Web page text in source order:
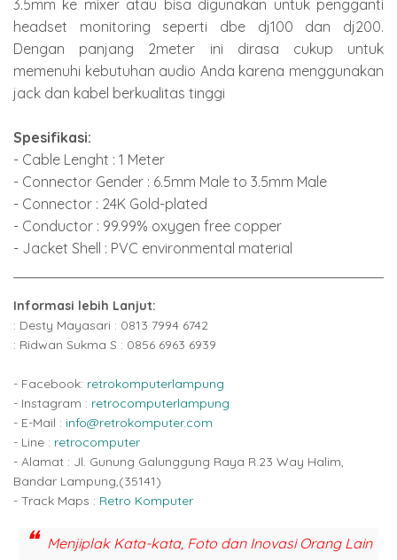
3.5mm ke mixer atau bisa digunakan untuk pengganti
headset monitoring seperti dbe dj100 dan dj200.
Dengan panjang 2meter ini dirasa cukup untuk
memenuhi kebutuhan audio Anda karena menggunakan
jack dan kabel berkualitas tinggi
Spesifikasi:
- Cable Lenght : 1 Meter
- Connector Gender : 6.5mm Male to 3.5mm Male
- Connector : 24K Gold-plated
- Conductor : 99.99% oxygen free copper
- Jacket Shell : PVC environmental material
Informasi lebih Lanjut:
: Desty Mayasari : 0813 7994 6742
: Ridwan Sukma S : 0856 6963 6939
- Facebook: retrokomputerlampung
- Instagram : retrocomputerlampung
- E-Mail : info@retrokomputer.com
- Line : retrocomputer
- Alamat : Jl. Gunung Galunggung Raya R.23 Way Halim,
Bandar Lampung,(35141)
- Track Maps : Retro Komputer
Menjiplak Kata-kata, Foto dan Inovasi Orang Lain